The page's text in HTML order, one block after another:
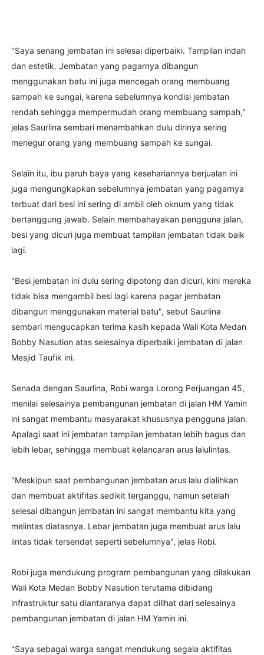
"Saya senang jembatan ini selesai diperbaiki. Tampilan indah
dan estetik. Jembatan yang pagarnya dibangun
menggunakan batu ini juga mencegah orang membuang
sampah ke sungai, karena sebelumnya kondisi jembatan
rendah sehingga mempermudah orang membuang sampah,"
jelas Saurlina sembari menambahkan dulu dirinya sering
menegur orang yang membuang sampah ke sungai.
Selain itu, ibu paruh baya yang kesehariannya berjualan ini
juga mengungkapkan sebelumnya jembatan yang pagarnya
terbuat dari besi ini sering di ambil oleh oknum yang tidak
bertanggung jawab. Selain membahayakan pengguna jalan,
besi yang dicuri juga membuat tampilan jembatan tidak baik
lagi.
"Besi jembatan ini dulu sering dipotong dan dicuri, kini mereka
tidak bisa mengambil besi lagi karena pagar jembatan
dibangun menggunakan material batu", sebut Saurlina
sembari mengucapkan terima kasih kepada Wali Kota Medan
Bobby Nasution atas selesainya diperbaiki jembatan di jalan
Mesjid Taufik ini.
Senada dengan Saurlina, Robi warga Lorong Perjuangan 45,
menilai selesainya pembangunan jembatan di jalan HM Yamin
ini sangat membantu masyarakat khususnya pengguna jalan.
Apalagi saat ini jembatan tampilan jembatan lebih bagus dan
lebih lebar, sehingga membuat kelancaran arus lalulintas.
"Meskipun saat pembangunan jembatan arus lalu dialihkan
dan membuat aktifitas sedikit terganggu, namun setelah
selesai dibangun jembatan ini sangat membantu kita yang
melintas diatasnya. Lebar jembatan juga membuat arus lalu
lintas tidak tersendat seperti sebelumnya", jelas Robi.
Robi juga mendukung program pembangunan yang dilakukan
Wali Kota Medan Bobby Nasution terutama dibidang
infrastruktur satu diantaranya dapat dilihat dari selesainya
pembangunan jembatan di jalan HM Yamin ini.
"Saya sebagai warga sangat mendukung segala aktifitas